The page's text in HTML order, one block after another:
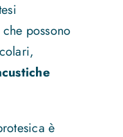
possono
è